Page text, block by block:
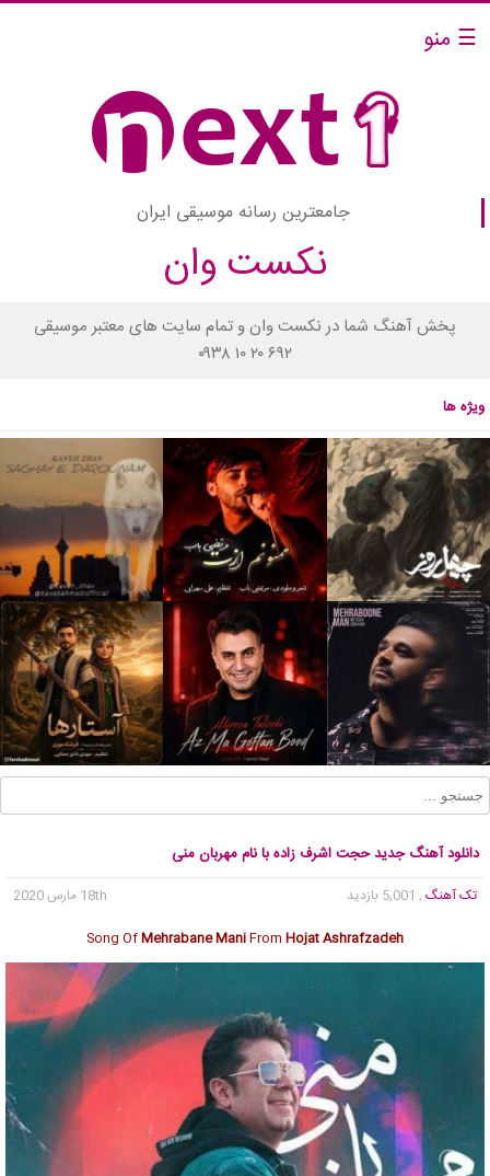
☰ منو
جامعترین رسانه موسیقی ایران
نکست وان
پخش آهنگ شما در نکست وان و تمام سایت های معتبر موسیقی
۰۹۳۸ ۱۰ ۲۰ ۶۹۲
ویژه ها
دانلود آهنگ جدید حجت اشرف زاده با نام مهربان منی
تک آهنگ , 5,001 بازدید
18th مارس 2020
Song OfMehrabane ManiFrom Hojat Ashrafzadeh